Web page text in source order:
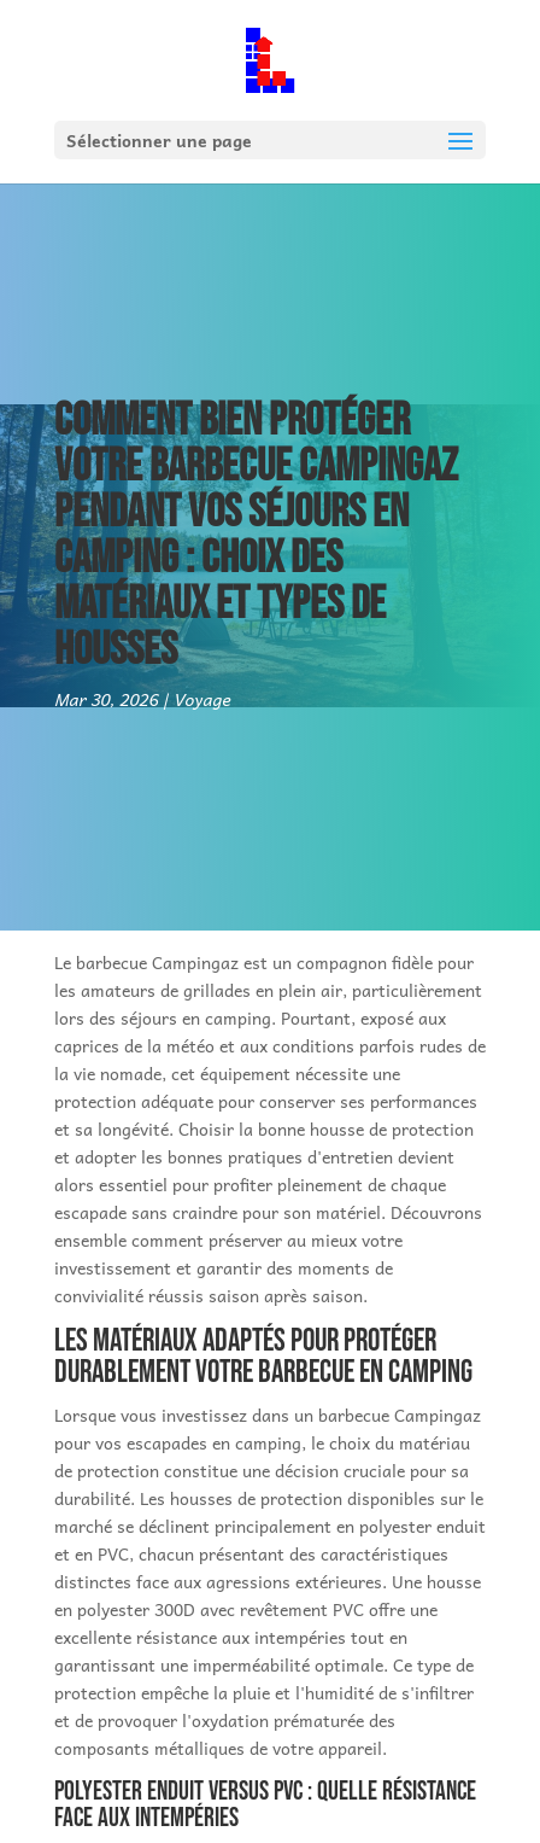
Sélectionner une page
COMMENT BIEN PROTÉGER
VOTRE BARBECUE CAMPINGAZ
PENDANT VOS SÉJOURS EN
CAMPING : CHOIX DES
MATÉRIAUX ET TYPES DE
HOUSSES
Mar 30, 2026 Voyage
Le barbecue Campingaz est un compagnon fidèle pour
les amateurs de grillades en plein air, particulièrement
lors des séjours en camping. Pourtant, exposé aux
caprices de la météo et aux conditions parfois rudes de
la vie nomade, cet équipement nécessite une
protection adéquate pour conserver ses performances
et sa longévité. Choisir la bonne housse de protection
et adopter les bonnes pratiques d'entretien devient
alors essentiel pour profiter pleinement de chaque
escapade sans craindre pour son matériel. Découvrons
ensemble comment préserver au mieux votre
investissement et garantir des moments de
convivialité réussis saison après saison.
Les matériaux adaptés pour protéger
durablement votre barbecue en camping
Lorsque vous investissez dans un barbecue Campingaz
pour vos escapades en camping, le choix du matériau
de protection constitue une décision cruciale pour sa
durabilité. Les housses de protection disponibles sur le
marché se déclinent principalement en polyester enduit
et en PVC, chacun présentant des caractéristiques
distinctes face aux agressions extérieures. Une housse
en polyester 300D avec revêtement PVC offre une
excellente résistance aux intempéries tout en
garantissant une imperméabilité optimale. Ce type de
protection empêche la pluie et l'humidité de s'infiltrer
et de provoquer l'oxydation prématurée des
composants métalliques de votre appareil.
Polyester enduit versus PVC : quelle résistance
face aux intempéries